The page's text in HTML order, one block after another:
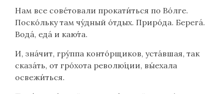
Нам все совéтовали прокати́ться по Вóлге.
Поскóльку там чу́дный óтдых. Прирóда. Берегá.
Водá, едá и каю́та.
И, знáчит, гру́ппа контóрщиков, уста́вшая, так
сказáть, от грóхота револю́ции, вы́ехала
освежи́ться.